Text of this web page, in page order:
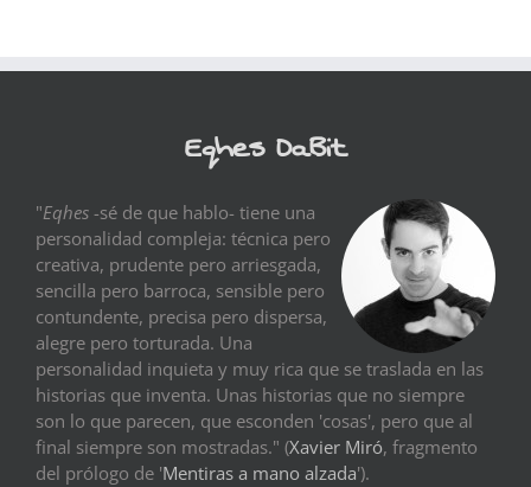
Eqhes DaBit
"Eqhes -sé de que hablo- tiene una
personalidad compleja: técnica pero
creativa, prudente pero arriesgada,
sencilla pero barroca, sensible pero
contundente, precisa pero dispersa,
alegre pero torturada. Una
personalidad inquieta y muy rica que se traslada en las
historias que inventa. Unas historias que no siempre
son lo que parecen, que esconden 'cosas', pero que al
final siempre son mostradas." (Xavier Miró, fragmento
del prólogo de 'Mentiras a mano alzada').